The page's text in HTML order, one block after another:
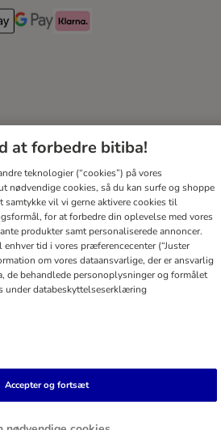
MethodMethod
Pay Payment Method
Google Pay Payment Method
Klarna Payment Method
Method
vilkår
Firmaoplysninger
Nyhedsbrev
Levering
bitiba App
at forbedre bitiba!
teknologier (“cookies”) på vores
nødvendige cookies, så du kan surfe og shoppe
samtykke vil vi gerne aktivere cookies til
for at forbedre din oplevelse med vores
produkter samt personaliserede annoncer.
tid i vores præferencecenter (“Juster
om vores dataansvarlige, der er ansvarlig
de behandlede personoplysninger og formålet
under databeskyttelseserklæring
Accepter og fortsæt